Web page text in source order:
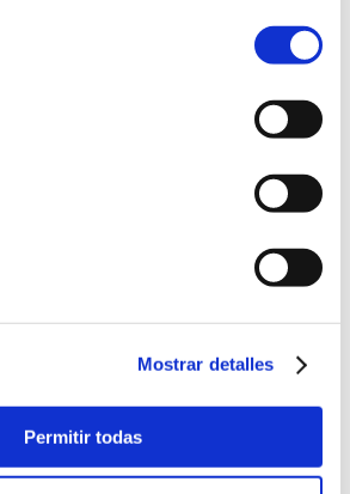
Mostrar detalles
Permitir todas
ea. Etiam nusquam
pro te....